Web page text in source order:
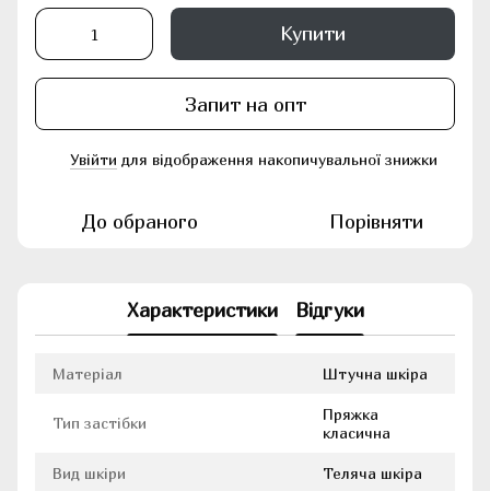
Купити
Запит на опт
Увійти для відображення накопичувальної знижки
До обраного Порівняти
Характеристики Відгуки
Матеріал Штучна шкіра
Тип застібки
Пряжка
класична
Вид шкіри Теляча шкіра